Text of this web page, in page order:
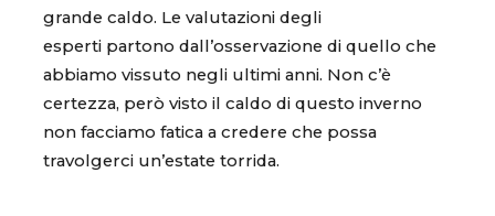
grande caldo. Le valutazioni degli
esperti partono dall’osservazione di quello che
abbiamo vissuto negli ultimi anni. Non c’è
certezza, però visto il caldo di questo inverno
non facciamo fatica a credere che possa
travolgerci un’estate torrida.